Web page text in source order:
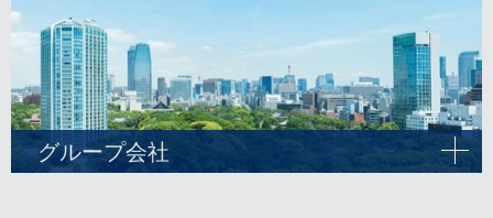
グループ会社
く